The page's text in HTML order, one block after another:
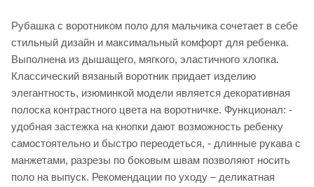
Рубашка с воротником поло для мальчика сочетает в себе
стильный дизайн и максимальный комфорт для ребенка.
Выполнена из дышащего, мягкого, эластичного хлопка.
Классический вязаный воротник придает изделию
элегантность, изюминкой модели является декоративная
полоска контрастного цвета на воротничке. Функционал: -
удобная застежка на кнопки дают возможность ребенку
самостоятельно и быстро переодеться, - длинные рукава с
манжетами, разрезы по боковым швам позволяют носить
поло на выпуск. Рекомендации по уходу – деликатная